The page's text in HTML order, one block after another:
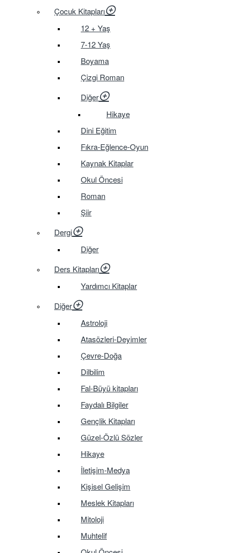
Çocuk Kitapları
12 + Yaş
7-12 Yaş
Boyama
Çizgi Roman
Diğer
Hikaye
Dini Eğitim
Fıkra-Eğlence-Oyun
Kaynak Kitaplar
Okul Öncesi
Roman
Şiir
Dergi
Diğer
Ders Kitapları
Yardımcı Kitaplar
Diğer
Astroloji
Atasözleri-Deyimler
Çevre-Doğa
Dilbilim
Fal-Büyü kitapları
Faydalı Bilgiler
Gençlik Kitapları
Güzel-Özlü Sözler
Hikaye
İletişim-Medya
Kişisel Gelişim
Meslek Kitapları
Mitoloji
Muhtelif